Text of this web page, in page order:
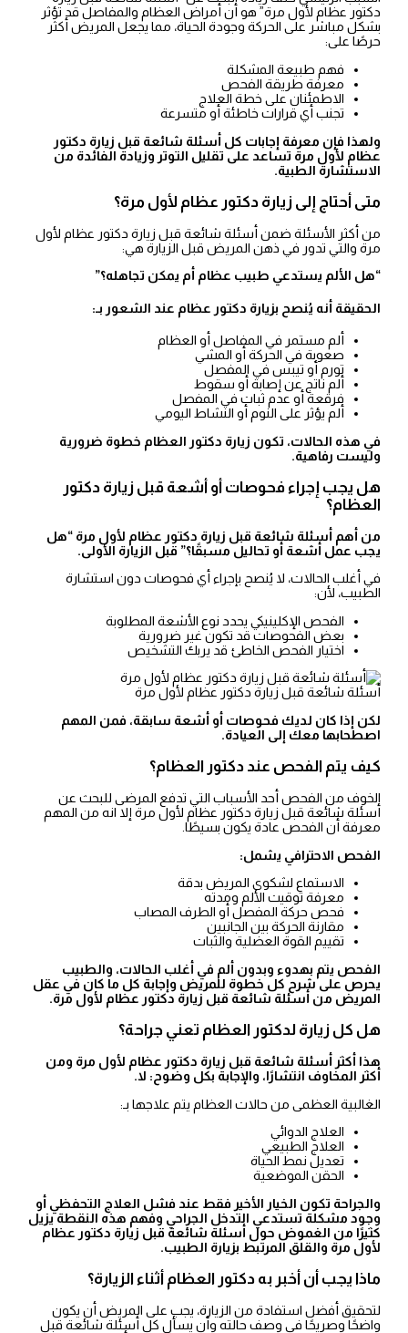
دكتور عظام لأول مرة” هو أن أمراض العظام والمفاصل قد تؤثر
بشكل مباشر على الحركة وجودة الحياة، مما يجعل المريض أكثر
حرصًا على:
فهم طبيعة المشكلة
معرفة طريقة الفحص
الاطمئنان على خطة العلاج
تجنب أي قرارات خاطئة أو متسرعة
ولهذا فإن معرفة إجابات كل أسئلة شائعة قبل زيارة دكتور
عظام لأول مرة تساعد على تقليل التوتر وزيادة الفائدة من
الاستشارة الطبية.
متى أحتاج إلى زيارة دكتور عظام لأول مرة؟
من أكثر الأسئلة ضمن أسئلة شائعة قبل زيارة دكتور عظام لأول
مرة والتي تدور في ذهن المريض قبل الزيارة هي:
“هل الألم يستدعي طبيب عظام أم يمكن تجاهله؟”
الحقيقة أنه يُنصح بزيارة دكتور عظام عند الشعور بـ:
ألم مستمر في المفاصل أو العظام
صعوبة في الحركة أو المشي
تورم أو تيبس في المفصل
ألم ناتج عن إصابة أو سقوط
فرقعة أو عدم ثبات في المفصل
ألم يؤثر على النوم أو النشاط اليومي
في هذه الحالات، تكون زيارة دكتور العظام خطوة ضرورية
وليست رفاهية.
هل يجب إجراء فحوصات أو أشعة قبل زيارة دكتور
العظام؟
من أهم أسئلة شائعة قبل زيارة دكتور عظام لأول مرة “هل
يجب عمل أشعة أو تحاليل مسبقًا؟” قبل الزيارة الأولى.
في أغلب الحالات، لا يُنصح بإجراء أي فحوصات دون استشارة
الطبيب، لأن:
الفحص الإكلينيكي يحدد نوع الأشعة المطلوبة
بعض الفحوصات قد تكون غير ضرورية
اختيار الفحص الخاطئ قد يربك التشخيص
أسئلة شائعة قبل زيارة دكتور عظام لأول مرة
لكن إذا كان لديك فحوصات أو أشعة سابقة، فمن المهم
اصطحابها معك إلى العيادة.
كيف يتم الفحص عند دكتور العظام؟
الخوف من الفحص أحد الأسباب التي تدفع المرضى للبحث عن
أسئلة شائعة قبل زيارة دكتور عظام لأول مرة إلا انه من المهم
معرفة أن الفحص عادة يكون بسيطًا.
الفحص الاحترافي يشمل:
الاستماع لشكوى المريض بدقة
معرفة توقيت الألم ومدته
فحص حركة المفصل أو الطرف المصاب
مقارنة الحركة بين الجانبين
تقييم القوة العضلية والثبات
الفحص يتم بهدوء وبدون ألم في أغلب الحالات، والطبيب
يحرص على شرح كل خطوة للمريض وإجابة كل ما كان في عقل
المريض من أسئلة شائعة قبل زيارة دكتور عظام لأول مرة.
هل كل زيارة لدكتور العظام تعني جراحة؟
هذا أكثر أسئلة شائعة قبل زيارة دكتور عظام لأول مرة ومن
أكثر المخاوف انتشارًا، والإجابة بكل وضوح: لا.
الغالبية العظمى من حالات العظام يتم علاجها بـ:
العلاج الدوائي
العلاج الطبيعي
تعديل نمط الحياة
الحقن الموضعية
والجراحة تكون الخيار الأخير فقط عند فشل العلاج التحفظي أو
وجود مشكلة تستدعي التدخل الجراحي وفهم هذه النقطة يزيل
كثيرًا من الغموض حول أسئلة شائعة قبل زيارة دكتور عظام
لأول مرة والقلق المرتبط بزيارة الطبيب.
ماذا يجب أن أخبر به دكتور العظام أثناء الزيارة؟
لتحقيق أفضل استفادة من الزيارة، يجب على المريض أن يكون
واضحًا وصريحًا في وصف حالته وأن يسأل كل أسئلة شائعة قبل